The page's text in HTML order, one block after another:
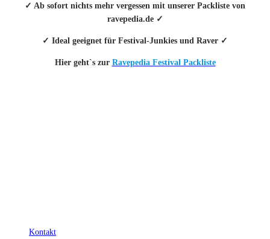
✓ Ab sofort nichts mehr vergessen mit unserer Packliste von
ravepedia.de ✓
✓ Ideal geeignet für Festival-Junkies und Raver ✓
Hier geht`s zur Ravepedia Festival Packliste
Kontakt